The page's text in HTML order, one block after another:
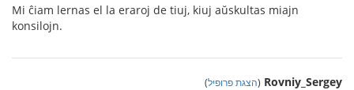
Mi ĉiam lernas el la eraroj de tiuj, kiuj aŭskultas miajn
konsilojn.
Rovniy_Sergey
(הצגת פרופיל)